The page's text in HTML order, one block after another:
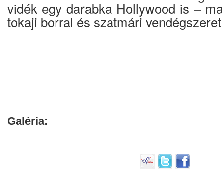
vidék egy darabka Hollywood is –
tokaji borral és szatmári
Galéria: